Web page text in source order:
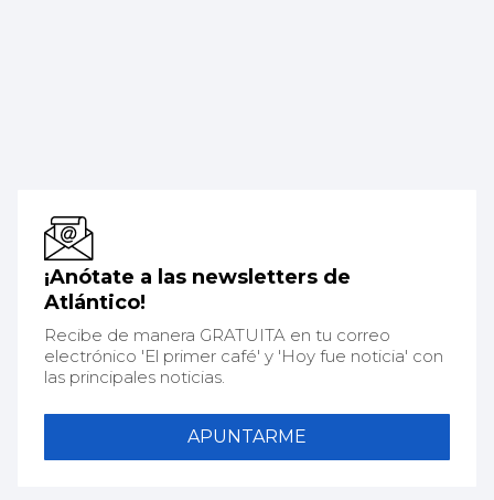
¡Anótate a las newsletters de
Atlántico!
Recibe de manera GRATUITA en tu correo
electrónico 'El primer café' y 'Hoy fue noticia' con
las principales noticias.
APUNTARME